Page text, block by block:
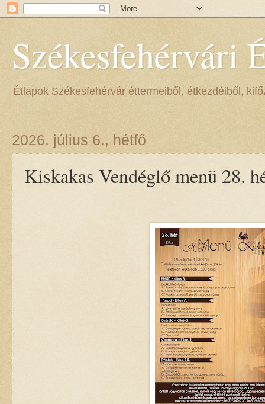
Székesfehérvári
Étlapok Székesfehérvár éttermeiből, étkezdéiből,
2026. július 6., hétfő
Kiskakas Vendéglő menü 28.